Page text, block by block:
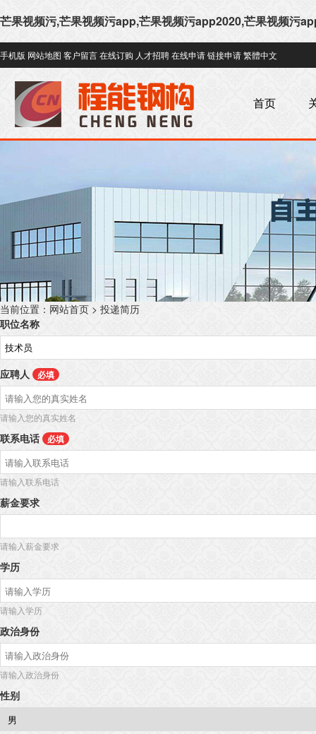
芒果视频污,芒果视频污app,芒果视频污app2020,芒果视频污
手机版 网站地图 客户留言在线订购 人才招聘在线申请链接申请繁體中文
首页
当前位置： 网站首页 > 投递简历
职位名称
应聘人 必填
请输入您的真实姓名
联系电话 必填
请输入联系电话
薪金要求
请输入薪金要求
学历
请输入学历
政治身份
请输入政治身份
性别